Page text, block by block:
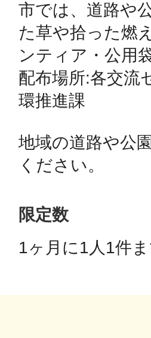
市では、道路や
た草や拾った燃
ンティア・公用
配布場所:各交流
環推進課
地域の道路や公
ください。
限定数
1ヶ月に1人1件